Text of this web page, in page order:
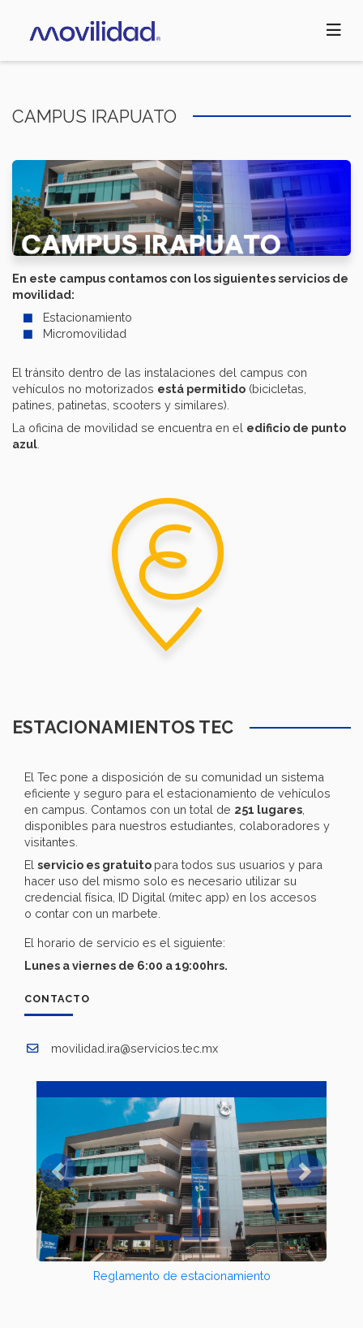
contenido
CAMPUS IRAPUATO
En este campus contamos con los siguientes servicios de
movilidad:
Estacionamiento
Micromovilidad
El tránsito dentro de las instalaciones del campus con
vehículos no motorizados está permitido (bicicletas,
patines, patinetas, scooters y similares).
La oficina de movilidad se encuentra en el edificio de punto
azul.
ESTACIONAMIENTOS TEC
El Tec pone a disposición de su comunidad un sistema
eficiente y seguro para el estacionamiento de vehículos
en campus. Contamos con un total de 251 lugares,
disponibles para nuestros estudiantes, colaboradores y
visitantes.
El servicio es gratuito para todos sus usuarios y para
hacer uso del mismo solo es necesario utilizar su
credencial física, ID Digital (mitec app) en los accesos
o contar con un marbete.
El horario de servicio es el siguiente:
Lunes a viernes de 6:00 a 19:00hrs.
CONTACTO
movilidad.ira@servicios.tec.mx
Previous Next
Reglamento de estacionamiento